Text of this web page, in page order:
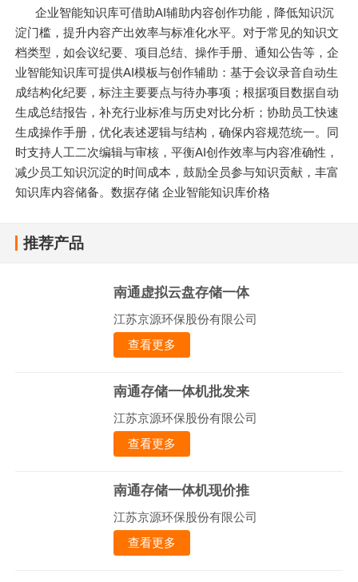
企业智能知识库可借助AI辅助内容创作功能，降低知识沉
淀门槛，提升内容产出效率与标准化水平。对于常见的知识文
档类型，如会议纪要、项目总结、操作手册、通知公告等，企
业智能知识库可提供AI模板与创作辅助：基于会议录音自动生
成结构化纪要，标注主要要点与待办事项；根据项目数据自动
生成总结报告，补充行业标准与历史对比分析；协助员工快速
生成操作手册，优化表述逻辑与结构，确保内容规范统一。同
时支持人工二次编辑与审核，平衡AI创作效率与内容准确性，
减少员工知识沉淀的时间成本，鼓励全员参与知识贡献，丰富
知识库内容储备。数据存储 企业智能知识库价格
推荐产品
南通虚拟云盘存储一体
江苏京源环保股份有限公司
查看更多
南通存储一体机批发来
江苏京源环保股份有限公司
查看更多
南通存储一体机现价推
江苏京源环保股份有限公司
查看更多